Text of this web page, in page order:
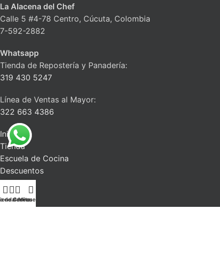
La Alacena del Chef
Calle 5 #4-78 Centro, Cúcuta, Colombia
7-592-2882
Whatsapp
Tienda de Repostería y Panadería:
319 430 5247
Línea de Ventas al Mayor:
322 663 4386
Inicio
Tienda
Escuela de Cocina
Descuentos
Blog
Contacto
de deseos
Carrito
Mi cuenta